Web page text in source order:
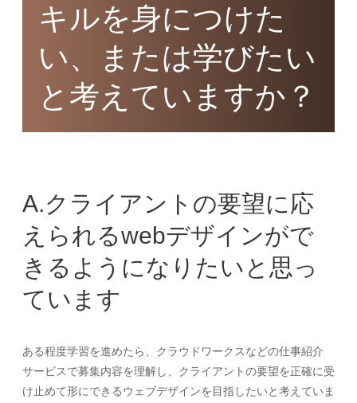
キルを身につけた
い、または学びたい
と考えていますか？
A.クライアントの要望に応
えられるwebデザインがで
きるようになりたいと思っ
ています
ある程度学習を進めたら、クラウドワークスなどの仕事紹介
サービスで募集内容を理解し、クライアントの要望を正確に受
け止めて形にできるウェブデザインを目指したいと考えていま